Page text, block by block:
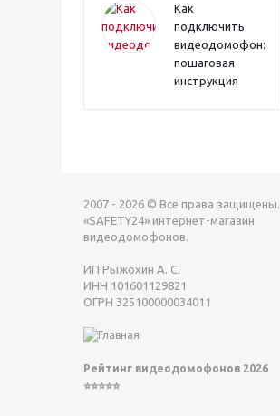
Как
подключить
видеодомофон:
пошаговая
инструкция
2007 - 2026 © Все права защищены.
«SAFETY24» интернет-магазин
видеодомофонов.
ИП Рыжохин А. С.
ИНН 101601129821
ОГРН 325100000034011
Рейтинг видеодомофонов 2026
⭐⭐⭐⭐⭐